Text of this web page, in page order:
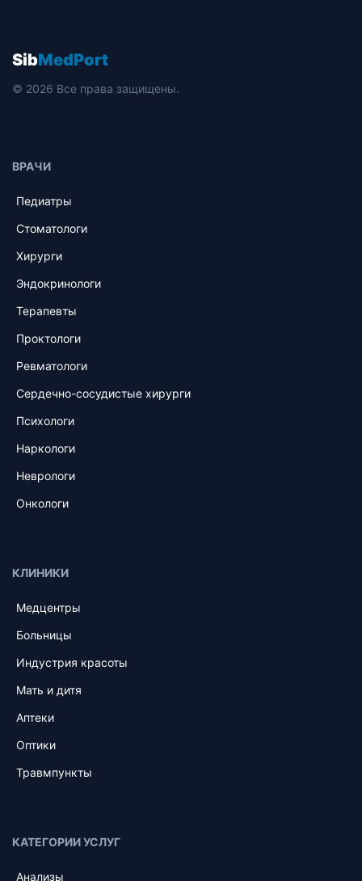
SibMedPort
© 2026 Все права защищены.
ВРАЧИ
Педиатры
Стоматологи
Хирурги
Эндокринологи
Терапевты
Проктологи
Ревматологи
Сердечно-сосудистые хирурги
Психологи
Наркологи
Неврологи
Онкологи
КЛИНИКИ
Медцентры
Больницы
Индустрия красоты
Мать и дитя
Аптеки
Оптики
Травмпункты
КАТЕГОРИИ УСЛУГ
Анализы